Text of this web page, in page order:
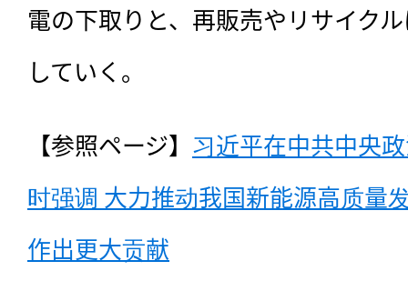
電の下取りと、再販売やリサイク
していく。
【参照ページ】 习近平在中共中央
时强调 大力推动我国新能源高质量
作出更大贡献